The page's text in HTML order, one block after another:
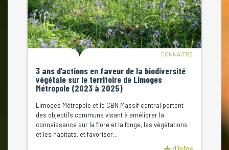
CONNAITRE
3 ans d’actions en faveur de la biodiversité
végétale sur le territoire de Limoges
Métropole (2023 à 2025)
Limoges Métropole et le CBN Massif central portent
des objectifs communs visant à améliorer la
connaissance sur la flore et la fonge, les végétations
et les habitats, et favoriser...